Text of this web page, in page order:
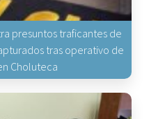
presuntos traficantes de
tras operativo de
Choluteca